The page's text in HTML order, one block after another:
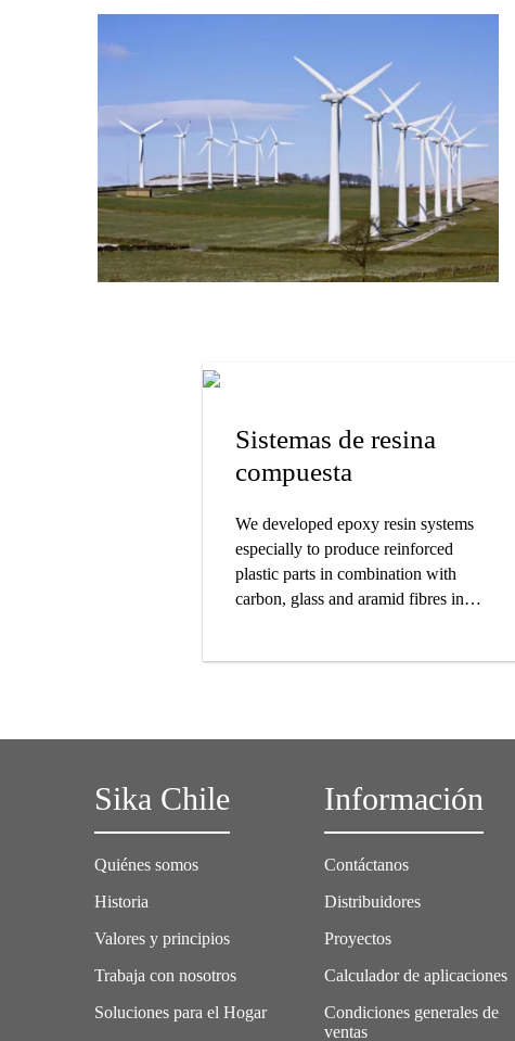
Sistemas de resina
compuesta
We developed epoxy resin systems
especially to produce reinforced
plastic parts in combination with
carbon, glass and aramid fibres in
Sika Chile
Quiénes somos
Historia
Valores y principios
Trabaja con nosotros
Soluciones para el Hogar
Información
Contáctanos
Distribuidores
Proyectos
Calculador de aplicaciones
Condiciones generales de
ventas